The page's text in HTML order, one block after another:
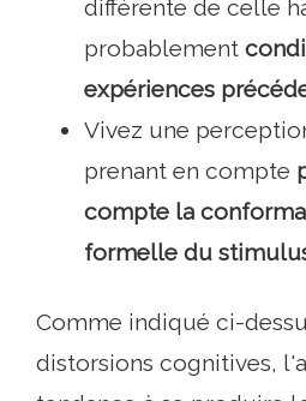
différente de celle
probablement
expériences
Vivez une
prenant en compte
compte la
formelle du
Comme indiqué ci-
distorsions cognitives,